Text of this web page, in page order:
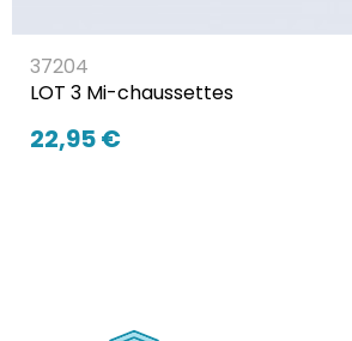
37204
LOT 3 Mi-chaussettes
22,95 €